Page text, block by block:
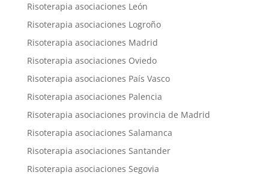
Risoterapia asociaciones León
Risoterapia asociaciones Logroño
Risoterapia asociaciones Madrid
Risoterapia asociaciones Oviedo
Risoterapia asociaciones País Vasco
Risoterapia asociaciones Palencia
Risoterapia asociaciones provincia de Madrid
Risoterapia asociaciones Salamanca
Risoterapia asociaciones Santander
Risoterapia asociaciones Segovia